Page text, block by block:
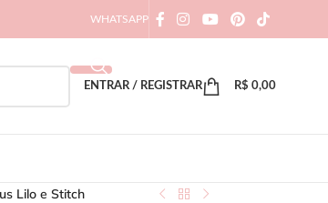
WHATSAPP
ENTRAR / REGISTRAR R$ 0,00
Lilo e Stitch